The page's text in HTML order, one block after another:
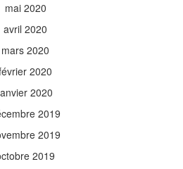
mai 2020
avril 2020
mars 2020
2020
2020
2019
2019
2019